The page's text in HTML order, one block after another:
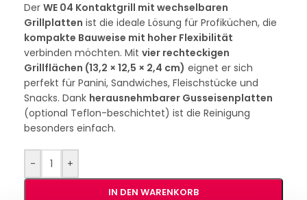
Der WE 04 Kontaktgrill mit wechselbaren
Grillplatten ist die ideale Lösung für Profiküchen, die
kompakte Bauweise mit hoher Flexibilität
verbinden möchten. Mit vier rechteckigen
Grillflächen (13,2 × 12,5 × 2,4 cm) eignet er sich
perfekt für Panini, Sandwiches, Fleischstücke und
Snacks. Dank herausnehmbarer Gusseisenplatten
(optional Teflon-beschichtet) ist die Reinigung
besonders einfach.
- +
IN DEN WARENKORB